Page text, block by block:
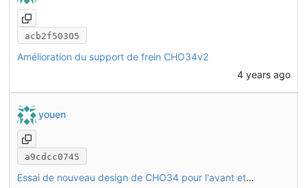
acb2f50305
Amélioration du support de frein CHO34v2
4 years ago
youen
a9cdcc0745
Essai de nouveau design de CHO34 pour l'avant et l'arrière